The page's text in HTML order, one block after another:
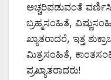
ಅಚ್ಚರಿಪಡುವಂತೆ
ಬ್ರಹ್ಮಸಂಹಿತೆ,
ಖ್ಯಾತರಾದರೆ, ಇತ್ತ
ಮಿತ್ರಸಂಹಿತೆ,
ಪ್ರಖ್ಯಾತರಾದರು!